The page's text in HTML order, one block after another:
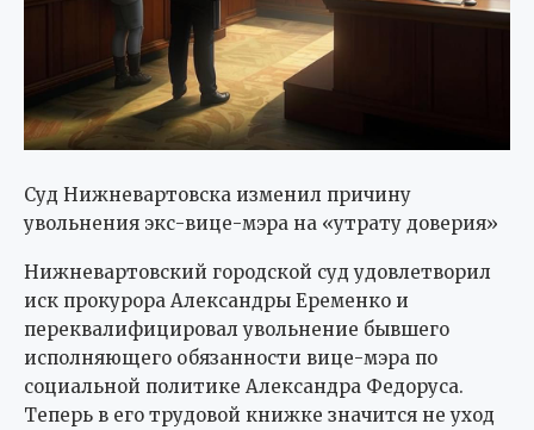
Суд Нижневартовска изменил причину
увольнения экс-вице-мэра на «утрату доверия»
Нижневартовский городской суд удовлетворил
иск прокурора Александры Еременко и
переквалифицировал увольнение бывшего
исполняющего обязанности вице-мэра по
социальной политике Александра Федоруса.
Теперь в его трудовой книжке значится не уход